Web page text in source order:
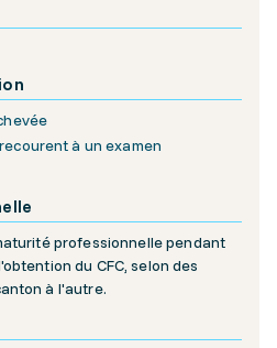
à un examen
professionnelle pendant
du CFC, selon des
à l'autre.